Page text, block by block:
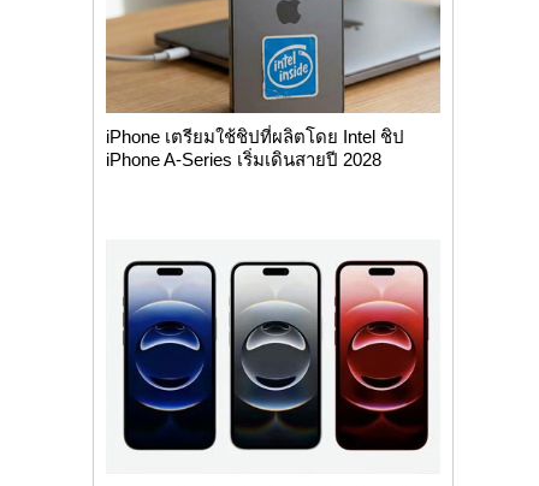
iPhone เตรียมใช้ชิปที่ผลิตโดย Intel ชิป
iPhone A-Series เริ่มเดินสายปี 2028